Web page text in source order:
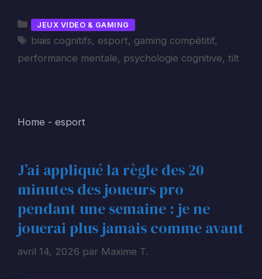
Catégories
JEUX VIDEO & GAMING
Étiquettes
biais cognitifs, esport, gaming compétitif,
performance mentale, psychologie cognitive, tilt
Home - esport
J’ai appliqué la règle des 20
minutes des joueurs pro
pendant une semaine : je ne
jouerai plus jamais comme avant
avril 14, 2026 par Maxime T.